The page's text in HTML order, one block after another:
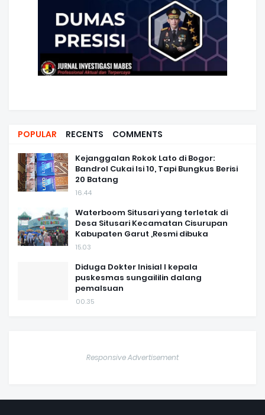
POPULAR RECENTS COMMENTS
Kejanggalan Rokok Lato di Bogor:
Bandrol Cukai Isi 10, Tapi Bungkus Berisi
20 Batang
16.44
Waterboom Situsari yang terletak di
Desa Situsari Kecamatan Cisurupan
Kabupaten Garut ,Resmi dibuka
15.03
Diduga Dokter Inisial I kepala
puskesmas sungaililin dalang
pemalsuan
00.35
Responsive Advertisement